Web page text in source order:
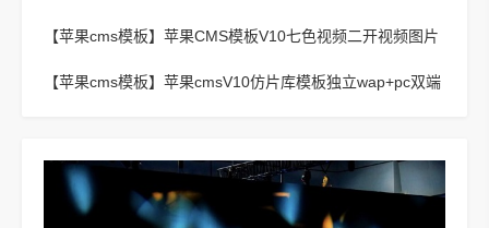
【苹果cms模板】 苹果CMS模板V10七色视频二开视频图片
【苹果cms模板】 苹果cmsV10仿片库模板独立wap+pc双端